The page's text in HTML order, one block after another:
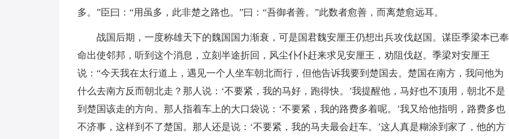
多。”臣曰：“用虽多，此非楚之路也。”曰：“吾御者善。”此数者愈善，而离楚愈远耳。
战国后期，一度称雄天下的魏国国力渐衰，可是国君魏安厘王仍想出兵攻伐赵国。谋臣季梁本已奉
命出使邻邦，听到这个消息，立刻半途折回，风尘仆仆赶来求见安厘王，劝阻伐赵。季梁对安厘王
说：“今天我在太行道上，遇见一个人坐车朝北而行，但他告诉我要到楚国去。楚国在南方，我问他为
什么去南方反而朝北走？那人说：‘不要紧，我的马好，跑得快。’我提醒他，马好也不顶用，朝北不是
到楚国该走的方向。那人指着车上的大口袋说：‘不要紧，我的路费多着呢。’我又给他指明，路费多也
不济事，这样到不了楚国。那人还是说：‘不要紧，我的马夫最会赶车。’这人真是糊涂到家了，他的方